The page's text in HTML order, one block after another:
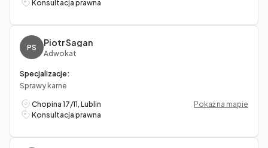
Konsultacja prawna
PS Piotr Sagan
Adwokat
Specjalizacje:
Sprawy karne
Chopina 17/11, Lublin
Pokaż na mapie
Konsultacja prawna